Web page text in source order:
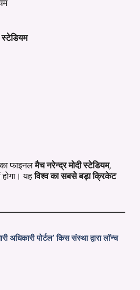
स्टेडियम
फाइनलमैचनरेन्द्र मोदी स्टेडियम,
यहविश्व का सबसे बड़ा क्रिकेट
अधिकारी पोर्टल’ किस संस्था द्वारा लॉन्च